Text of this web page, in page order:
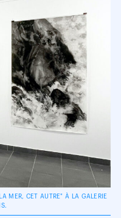
MER, CET AUTRE" À LA GALERIE